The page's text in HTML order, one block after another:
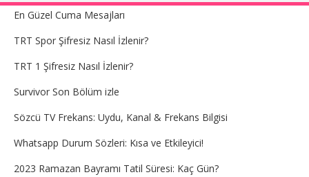
En Güzel Cuma Mesajları
TRT Spor Şifresiz Nasıl İzlenir?
TRT 1 Şifresiz Nasıl İzlenir?
Survivor Son Bölüm izle
Sözcü TV Frekans: Uydu, Kanal & Frekans Bilgisi
Whatsapp Durum Sözleri: Kısa ve Etkileyici!
2023 Ramazan Bayramı Tatil Süresi: Kaç Gün?